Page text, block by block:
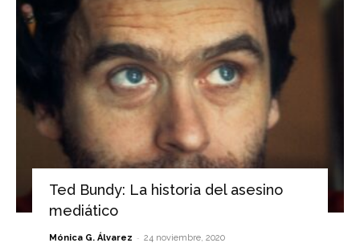
Ted Bundy: La historia del asesino
mediático
Mónica G. Álvarez - 24 noviembre, 2020